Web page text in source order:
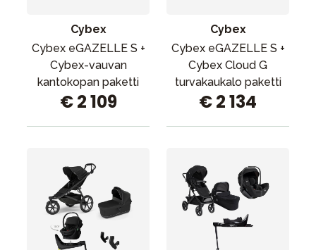
Cybex
Cybex eGAZELLE S +
Cybex-vauvan
kantokopan paketti
€ 2 109
Cybex
Cybex eGAZELLE S +
Cybex Cloud G
turvakaukalo paketti
€ 2 134